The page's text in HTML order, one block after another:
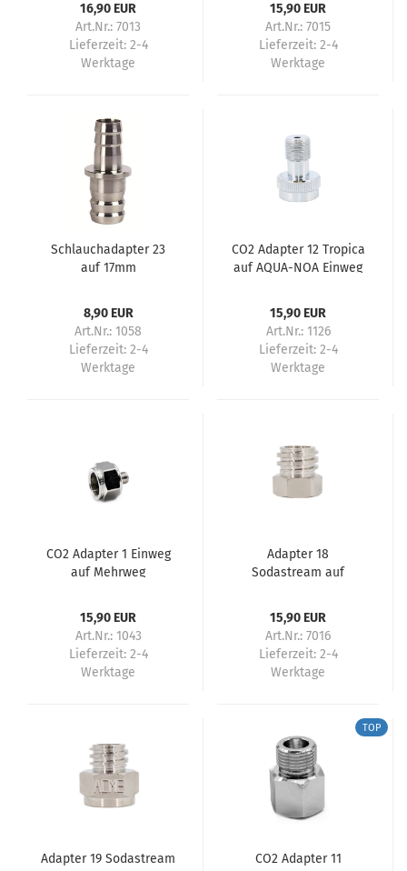
16,90 EUR
Art.Nr.: 7013
Lieferzeit: 2-4
Werktage
15,90 EUR
Art.Nr.: 7015
Lieferzeit: 2-4
Werktage
Schlauchadapter 23
auf 17mm
8,90 EUR
Art.Nr.: 1058
Lieferzeit: 2-4
Werktage
CO2 Adapter 12 Tropica
auf AQUA-NOA Einweg
15,90 EUR
Art.Nr.: 1126
Lieferzeit: 2-4
Werktage
CO2 Adapter 1 Einweg
auf Mehrweg
15,90 EUR
Art.Nr.: 1043
Lieferzeit: 2-4
Werktage
Adapter 18
Sodastream auf
15,90 EUR
Art.Nr.: 7016
Lieferzeit: 2-4
Werktage
Adapter 19 Sodastream
TOP
CO2 Adapter 11